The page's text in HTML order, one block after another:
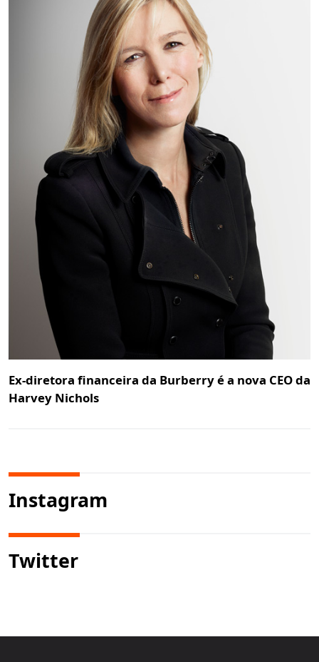
Ex-diretora financeira da Burberry é a nova CEO da
Harvey Nichols
Instagram
Twitter